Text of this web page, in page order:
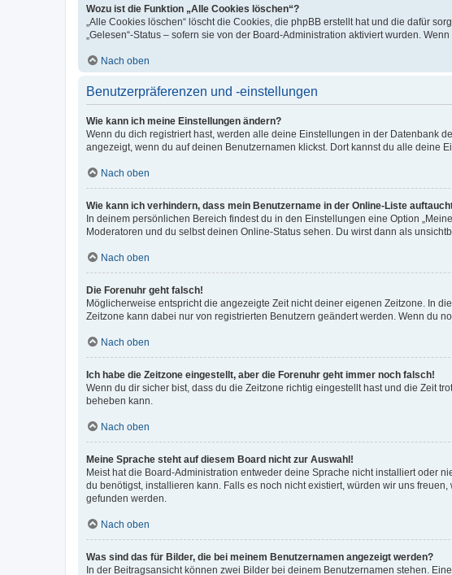
Wozu ist die Funktion „Alle Cookies löschen“?
„Alle Cookies löschen“ löscht die Cookies, die phpBB erstellt hat und die dafür
„Gelesen“-Status – sofern sie von der Board-Administration aktiviert wurden.
Nach oben
Benutzerpräferenzen und -einstellungen
Wie kann ich meine Einstellungen ändern?
Wenn du dich registriert hast, werden alle deine Einstellungen in der Datenbank
angezeigt, wenn du auf deinen Benutzernamen klickst. Dort kannst du alle deine
Nach oben
Wie kann ich verhindern, dass mein Benutzername in der Online-Liste
In deinem persönlichen Bereich findest du in den Einstellungen eine Option
Moderatoren und du selbst deinen Online-Status sehen. Du wirst dann als
Nach oben
Die Forenuhr geht falsch!
Möglicherweise entspricht die angezeigte Zeit nicht deiner eigenen Zeitzone. In
Zeitzone kann dabei nur von registrierten Benutzern geändert werden. Wenn du
Nach oben
Ich habe die Zeitzone eingestellt, aber die Forenuhr geht immer noch falsch!
Wenn du dir sicher bist, dass du die Zeitzone richtig eingestellt hast und die Zeit
beheben kann.
Nach oben
Meine Sprache steht auf diesem Board nicht zur Auswahl!
Meist hat die Board-Administration entweder deine Sprache nicht installiert oder
du benötigst, installieren kann. Falls es noch nicht existiert, würden wir uns
gefunden werden.
Nach oben
Was sind das für Bilder, die bei meinem Benutzernamen angezeigt werden?
In der Beitragsansicht können zwei Bilder bei deinem Benutzernamen stehen.